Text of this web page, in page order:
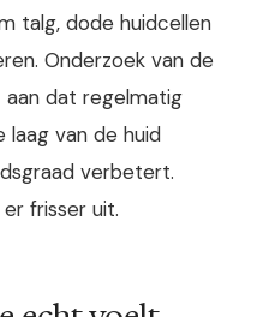
talg, dode huidcellen
Onderzoek van de
dat regelmatig
laag van de huid
verbetert.
frisser uit.